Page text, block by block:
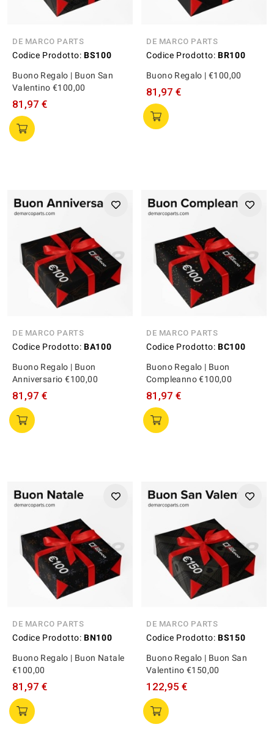
DE MARCO PARTS
Codice Prodotto: BS100
Buono Regalo | Buon San
Valentino €100,00
81,97 €
DE MARCO PARTS
Codice Prodotto: BR100
Buono Regalo | €100,00
81,97 €
DE MARCO PARTS
Codice Prodotto: BA100
Buono Regalo | Buon
Anniversario €100,00
81,97 €
DE MARCO PARTS
Codice Prodotto: BC100
Buono Regalo | Buon
Compleanno €100,00
81,97 €
DE MARCO PARTS
Codice Prodotto: BN100
Buono Regalo | Buon Natale
€100,00
81,97 €
DE MARCO PARTS
Codice Prodotto: BS150
Buono Regalo | Buon San
Valentino €150,00
122,95 €